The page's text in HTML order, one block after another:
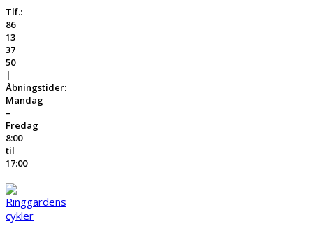
Tlf.:
86
13
37
50
|
Åbningstider:
Mandag
–
Fredag
8:00
til
17:00